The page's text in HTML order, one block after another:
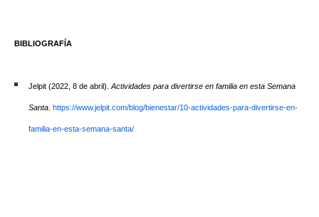
BIBLIOGRAFÍA
Jelpit (2022, 8 de abril). Actividades para divertirse en familia en esta Semana
Santa https://www.jelpit.com/blog/bienestar/10-actividades-para-divertirse-en-
familia-en-esta-semana-santa/